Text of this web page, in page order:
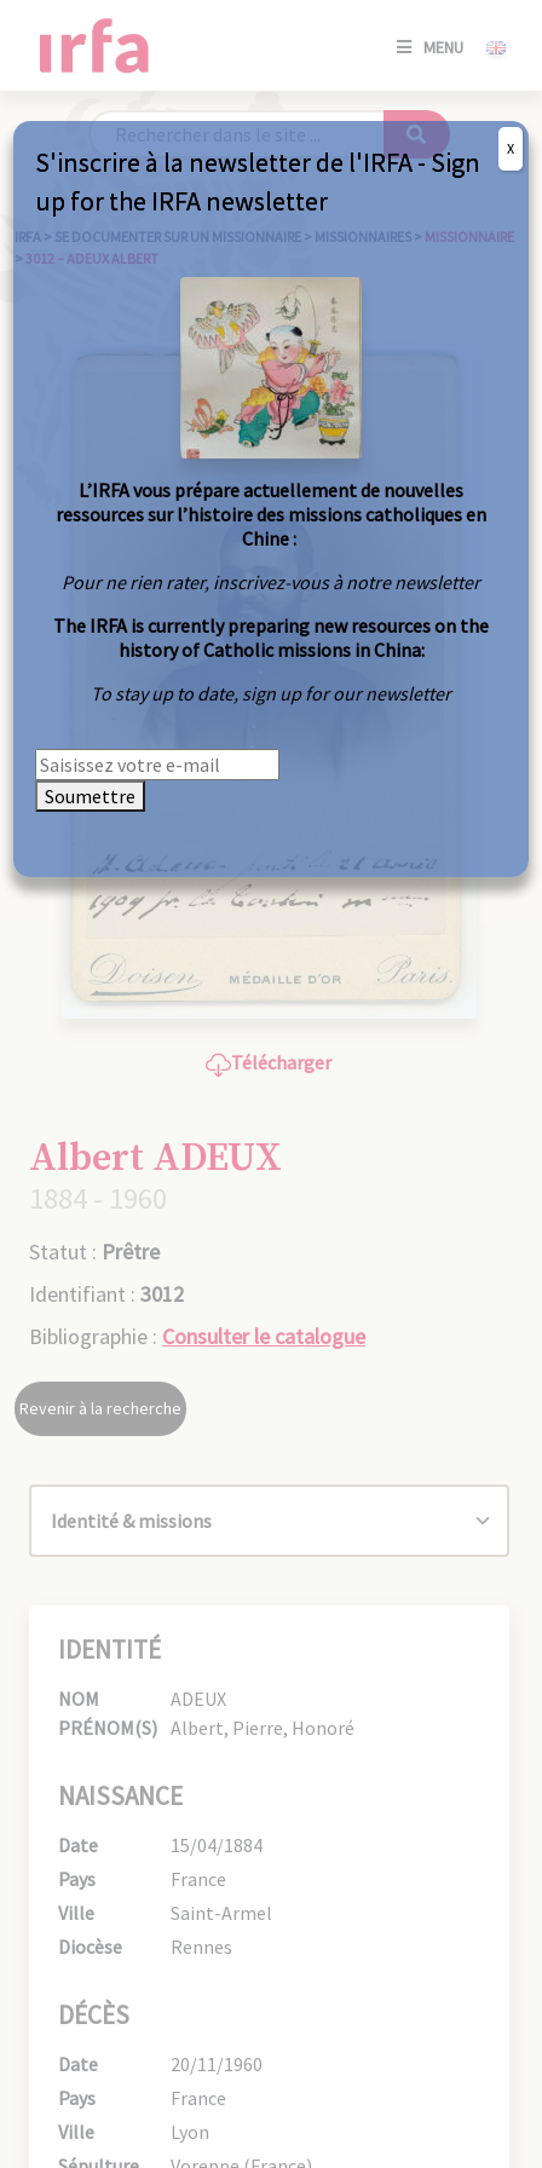
MENU
SE
/
IRFA > SE DOCUMENTER SUR UN MISSIONNAIRE > MISSIONNAIRES > MISSIONNAIRE
> 3012 – ADEUX ALBERT
Télécharger
Albert ADEUX
1884 - 1960
Statut : Prêtre
Identifiant : 3012
Bibliographie : Consulter le catalogue
Revenir à la recherche
IDENTITÉ
NOM
ADEUX
PRÉNOM(S) Albert, Pierre, Honoré
NAISSANCE
Date
15/04/1884
Pays
France
Ville
Saint-Armel
Diocèse
Rennes
DÉCÈS
Date
20/11/1960
Pays
France
Ville
Lyon
S'inscrire à la newsletter de l'IRFA - Sign
up for the IRFA newsletter
L’IRFA vous prépare actuellement de nouvelles
ressources sur l’histoire des missions catholiques en
Chine :
Pour ne rien rater, inscrivez-vous à notre newsletter
The IRFA is currently preparing new resources on the
history of Catholic missions in China:
To stay up to date, sign up for our newsletter
Soumettre
X